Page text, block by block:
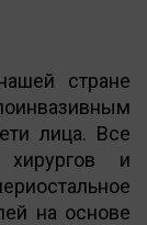
стране
лица. Все
и
на основе